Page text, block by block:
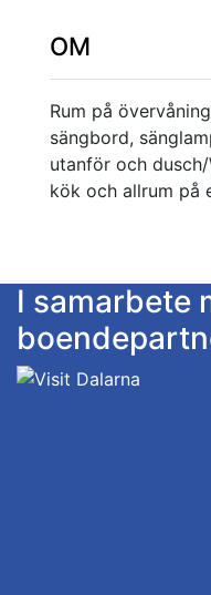
OM
Rum på
sängbord,
utanför och
kök och allrum på
I samarbete